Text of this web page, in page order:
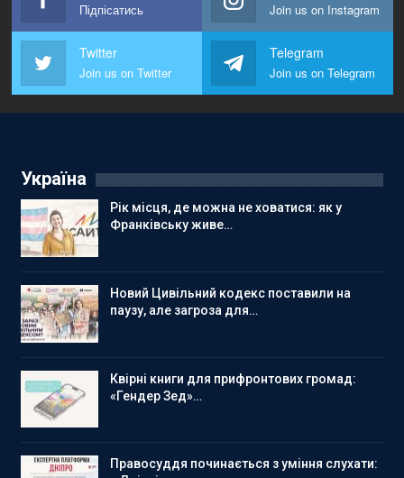
Підпісатись Join us on Instagram
Twitter
Join us on Twitter
Telegram
Join us on Telegram
Україна
Рік місця, де можна не ховатися: як у
Франківську живе…
Новий Цивільний кодекс поставили на
паузу, але загроза для…
Квірні книги для прифронтових громад:
«Гендер Зед»…
Правосуддя починається з уміння слухати: